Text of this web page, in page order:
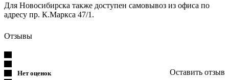
Для Новосибирска также доступен самовывоз из офиса по
адресу пр. К.Маркса 47/1.
Отзывы
Нет оценок Оставить отзыв